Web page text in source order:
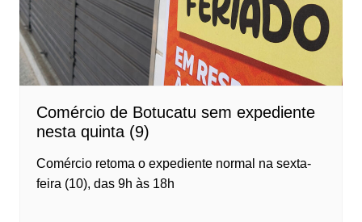
Comércio de Botucatu sem expediente
nesta quinta (9)
Comércio retoma o expediente normal na sexta-
feira (10), das 9h às 18h